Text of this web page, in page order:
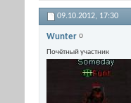
09.10.2012, 17:30
Wunter
Почётный участник